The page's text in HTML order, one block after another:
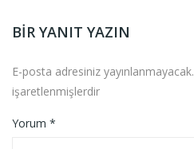
BIR YANIT YAZIN
E-posta adresiniz yayınlanmayacak.
işaretlenmişlerdir
Yorum *